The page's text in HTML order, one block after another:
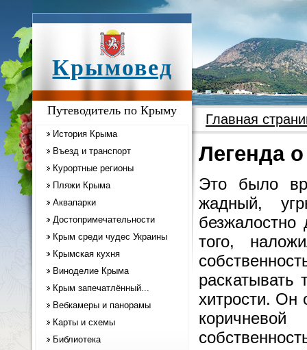
Крымовед
Путеводитель по Крыму
История Крыма
Въезд и транспорт
Курортные регионы
Пляжи Крыма
Аквапарки
Достопримечательности
Крым среди чудес Украины
Крымская кухня
Виноделие Крыма
Крым запечатлённый...
Вебкамеры и панорамы
Карты и схемы
Библиотека
Главная
Легенда
Это было
жадный,
того,
раскатывать
хитрости. Он